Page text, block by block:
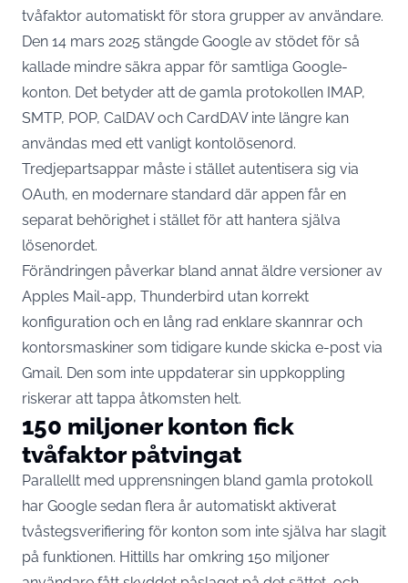
tvåfaktor automatiskt för stora grupper av användare.
Den 14 mars 2025 stängde Google av stödet för så
kallade mindre säkra appar för samtliga Google-
konton. Det betyder att de gamla protokollen IMAP,
SMTP, POP, CalDAV och CardDAV inte längre kan
användas med ett vanligt kontolösenord.
Tredjepartsappar måste i stället autentisera sig via
OAuth, en modernare standard där appen får en
separat behörighet i stället för att hantera själva
lösenordet.
Förändringen påverkar bland annat äldre versioner av
Apples Mail-app, Thunderbird utan korrekt
konfiguration och en lång rad enklare skannrar och
kontorsmaskiner som tidigare kunde skicka e-post via
Gmail. Den som inte uppdaterar sin uppkoppling
riskerar att tappa åtkomsten helt.
150 miljoner konton fick
tvåfaktor påtvingat
Parallellt med upprensningen bland gamla protokoll
har Google sedan flera år automatiskt aktiverat
tvåstegsverifiering för konton som inte själva har slagit
på funktionen. Hittills har omkring 150 miljoner